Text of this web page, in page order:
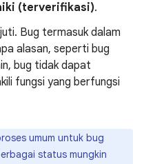
(terverifikasi).
Bug termasuk dalam
alasan, seperti bug
bug tidak dapat
fungsi yang berfungsi
umum untuk bug
status mungkin